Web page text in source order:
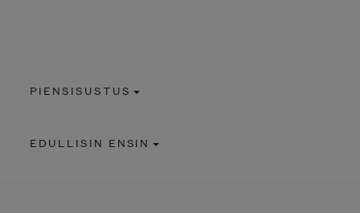
PIENSISUSTUS
EDULLISIN ENSIN